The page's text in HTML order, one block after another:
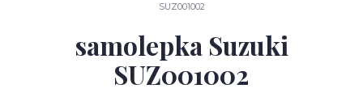
SUZ001002
samolepka Suzuki
SUZ001002